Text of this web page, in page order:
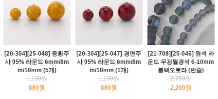
[20-304][25-048] 웅황주
사 95% 라운드 6mm/8m
m/10mm (5개)
1,100원
880원
[20-304][25-047] 경면주
사 95% 라운드 6mm/8m
m/10mm (1개)
1,100원
880원
[21-708][25-046] 원석 라
운드 무광월광석 6-10mm
블랙오로라 (반줄)
2,750원
2,200원